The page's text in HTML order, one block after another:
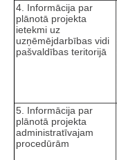
4. Informācija par
plānotā projekta
ietekmi uz
uzņēmējdarbības vidi
pašvaldības teritorijā
5. Informācija par
plānotā projekta
administratīvajam
procedūrām